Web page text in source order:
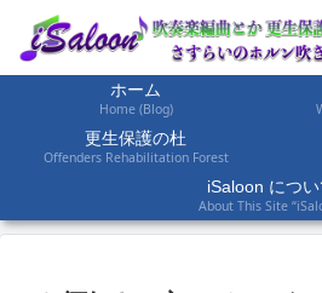
ホーム
Home (Blog)
更生保護の杜
Offenders Rehabilitation Forest
iSaloon につい
About This Site